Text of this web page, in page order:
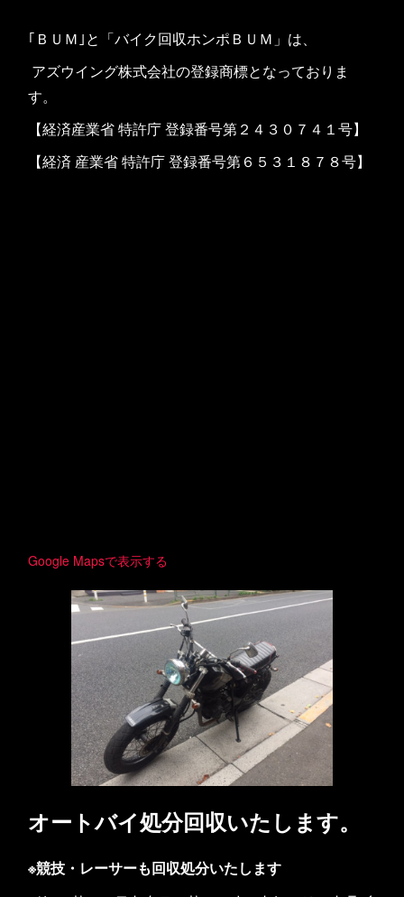
｢ＢＵＭ｣と「バイク回収ホンポＢＵＭ」は、
アズウイング株式会社の登録商標となっておりま
す。
【経済産業省 特許庁 登録番号第２４３０７４１号】
【経済 産業省 特許庁 登録番号第６５３１８７８号】
Google Mapsで表示する
オートバイ処分回収いたします。
※競技・レーサーも回収処分いたします